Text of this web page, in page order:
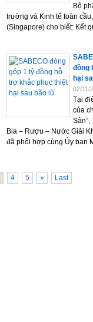
Bộ
trường và Kinh tế toàn
(Singapore) cho biết: Kết
đồng
hại
02/11/
Tại
của
Sản”,
Bia – Rượu – Nước Giải
đã phối hợp cùng Ủy ban
4 5 » Last